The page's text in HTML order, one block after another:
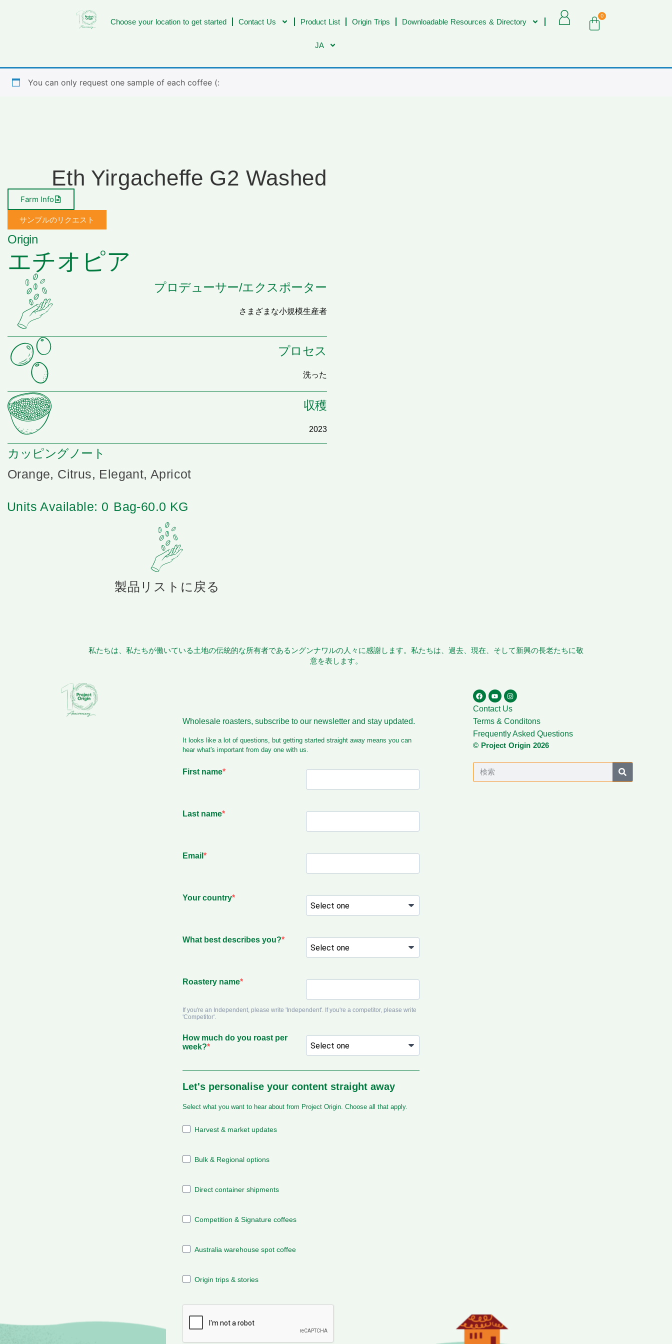
Choose your location to get started Contact Us Product List Origin Trips Downloadable Resources & Directory
JA
0
You can only request one sample of each coffee (:
Eth Yirgacheffe G2 Washed
Farm Info
サンプルのリクエスト
Origin
エチオピア
プロデューサー/エクスポーター
さまざまな小規模生産者
プロセス
洗った
収穫
2023
カッピングノート
Orange, Citrus, Elegant, Apricot
Units Available: 0 Bag-60.0 KG
製品リストに戻る
私たちは、私たちが働いている土地の伝統的な所有者であるングンナワルの人々に感謝します。私たちは、過去、現在、そして新興の長老たちに敬
意を表します。
Contact Us
Terms & Conditons
Frequently Asked Questions
© Project Origin 2026